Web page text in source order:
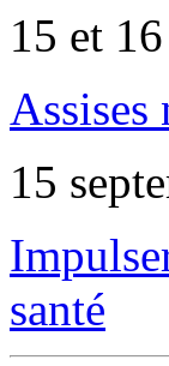
15 et
Assises
15
santé